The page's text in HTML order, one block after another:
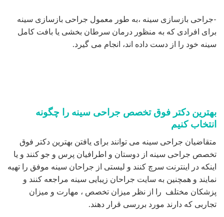
-جراحی بازسازی سینه ،به طور معمول جراحی بازسازی سینه
برای افرادی که به منظور درمان سرطان بخشی یا بافت کامل
سینه خود را از دست داده اند، انجام می گیرد.
بهترین دکتر فوق تخصص جراحی سینه را چگونه
انتخاب کنیم
متقاضیان جراحی سینه می توانند برای یافتن بهترین دکتر فوق
تخصص جراحی سینه از دوستان و اطرافیان پرس و جو کنند و یا
اینکه در اینترنت سرچ کنند و لیستی از جراحان سینه موفق را تهیه
نمایند و همچنین به سایت جراحان زیبایی سینه مراجعه کنند و
پزشکان مختلف را از نظر میزان تخصص ، مهارت و میزان
تجاربی که دارند مورد بررسی قرار دهند.